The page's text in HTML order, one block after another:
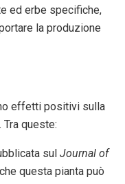
ed erbe specifiche,
la produzione
effetti positivi sulla
queste:
sulJournal of
questa pianta può